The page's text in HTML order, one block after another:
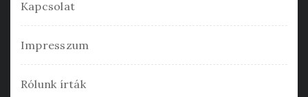
Kapcsolat
Impresszum
Rólunk írták